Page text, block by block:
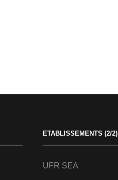
ETABLISSEMENTS (2/2)
UFR SEA